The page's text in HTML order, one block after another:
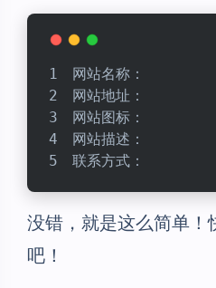
网站名称：
网站地址：
网站图标：
网站描述：
联系方式：
没错，就是这么简单！
吧！